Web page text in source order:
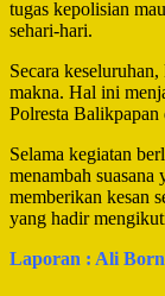
tugas kepolisian
sehari-hari.
Secara
makna. Hal ini
Polresta Balikpapan
Selama kegiatan
menambah
memberikan kesan
yang hadir
Laporan : Ali